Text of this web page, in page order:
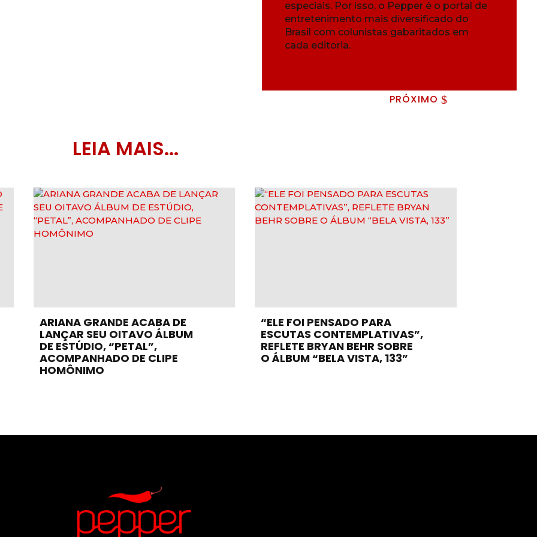
especiais. Por isso, o Pepper é o portal de
entretenimento mais diversificado do
Brasil com colunistas gabaritados em
cada editoria.
PRÓXIMO $
LEIA MAIS...
ARIANA GRANDE ACABA DE
LANÇAR SEU OITAVO ÁLBUM
DE ESTÚDIO, “PETAL”,
ACOMPANHADO DE CLIPE
HOMÔNIMO
“ELE FOI PENSADO PARA
ESCUTAS CONTEMPLATIVAS”,
REFLETE BRYAN BEHR SOBRE
O ÁLBUM “BELA VISTA, 133”